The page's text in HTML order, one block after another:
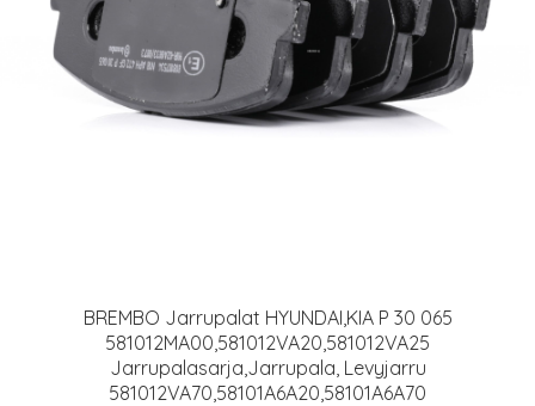
BREMBO Jarrupalat HYUNDAI,KIA P 30 065
581012MA00,581012VA20,581012VA25
Jarrupalasarja,Jarrupala, Levyjarru
581012VA70,58101A6A20,58101A6A70